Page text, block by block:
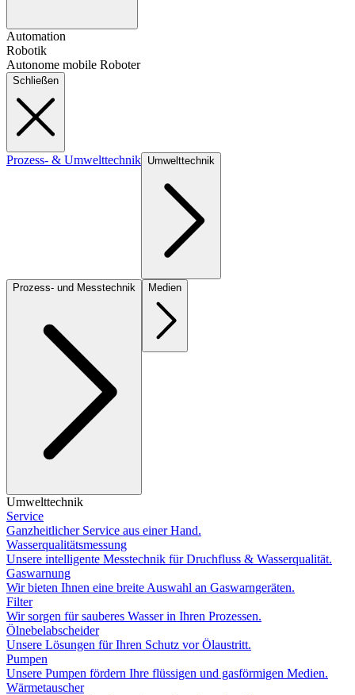
Automation
Robotik
Autonome mobile Roboter
Schließen
Prozess- & Umwelttechnik Umwelttechnik
Prozess- und Messtechnik Medien
Umwelttechnik
Service
Ganzheitlicher Service aus einer Hand.
Wasserqualitätsmessung
Unsere intelligente Messtechnik für Druchfluss & Wasserqualität.
Gaswarnung
Wir bieten Ihnen eine breite Auswahl an Gaswarngeräten.
Filter
Wir sorgen für sauberes Wasser in Ihren Prozessen.
Ölnebelabscheider
Unsere Lösungen für Ihren Schutz vor Ölaustritt.
Pumpen
Unsere Pumpen fördern Ihre flüssigen und gasförmigen Medien.
Wärmetauscher